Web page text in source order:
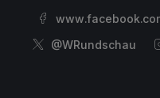
@WRundschau